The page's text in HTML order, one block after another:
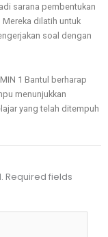
sarana pembentukan
dilatih untuk
soal dengan
1 Bantul berharap
menunjukkan
yang telah ditempuh
Required fields